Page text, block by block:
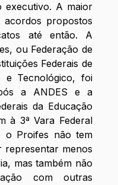
executivo. A maior
acordos propostos
até então. A
ou Federação de
Federais de
e Tecnológico, foi
a ANDES e a
da Educação
à 3ª Vara Federal
o Proifes não tem
representar menos
mas também não
com outras